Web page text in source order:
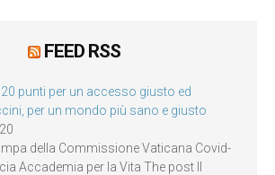
FEED RSS
20 punti per un accesso giusto ed
per un mondo più sano e giusto
della Commissione Vaticana Covid-
Accademia per la Vita The post Il